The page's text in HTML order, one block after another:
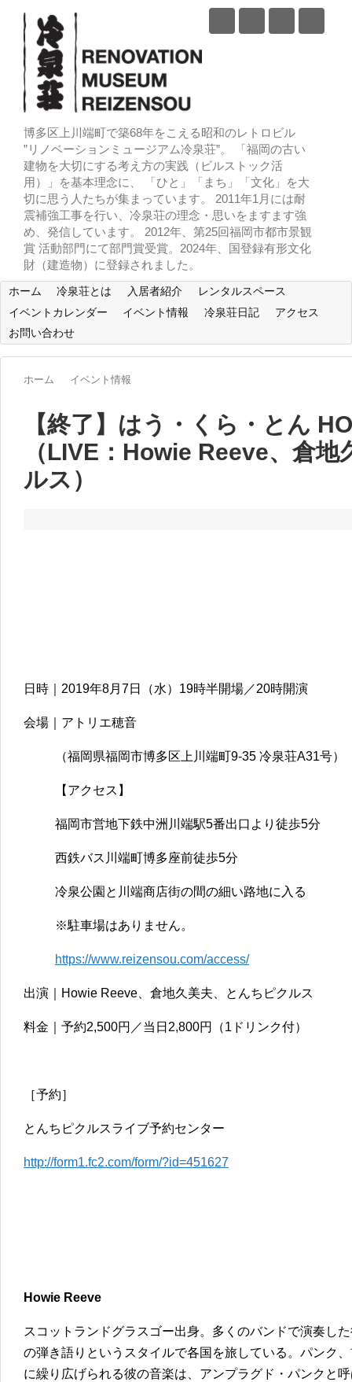
博多区上川端町で築68年をこえる昭和のレトロビル
”リノベーションミュージアム冷泉荘”。 「福岡の古い
建物を大切にする考え方の実践（ビルストック活
用）」を基本理念に、 「ひと」「まち」「文化」を大
切に思う人たちが集まっています。 2011年1月には耐
震補強工事を行い、冷泉荘の理念・思いをますます強
め、発信しています。 2012年、第25回福岡市都市景観
賞 活動部門にて部門賞受賞。2024年、国登録有形文化
財（建造物）に登録されました。
ホーム 冷泉荘とは 入居者紹介
レンタルスペース
イベントカレンダー
イベント情報 冷泉荘日記
アクセス
お問い合わせ
ホーム イベント情報
【終了】はう・くら・とん
（LIVE：Howie Reeve、倉
ルス）
日時｜2019年8月7日（水）19時半開場／20時開演
会場｜アトリエ穂音
（福岡県福岡市博多区上川端町9-35 冷泉荘A31号）
【アクセス】
福岡市営地下鉄中洲川端駅5番出口より徒歩5分
西鉄バス川端町博多座前徒歩5分
冷泉公園と川端商店街の間の細い路地に入る
※駐車場はありません。
https://www.reizensou.com/access/
出演｜Howie Reeve、倉地久美夫、とんちピクルス
料金｜予約2,500円／当日2,800円（1ドリンク付）
［予約］
とんちピクルスライブ予約センター
http://form1.fc2.com/form/?id=451627
Howie Reeve
スコットランドグラスゴー出身。多くのバンドで演奏し
の弾き語りというスタイルで各国を旅している。パンク
に繰り広げられる彼の音楽は、アンプラグド・パンクと